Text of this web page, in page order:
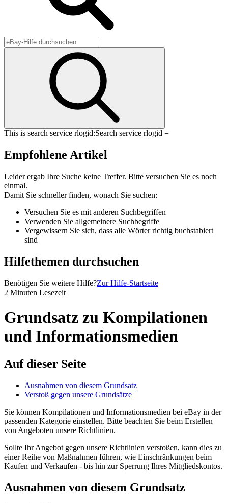
This is search service rlogid:Search service rlogid =
Empfohlene Artikel
Leider ergab Ihre Suche keine Treffer. Bitte versuchen Sie es noch
einmal.
Damit Sie schneller finden, wonach Sie suchen:
Versuchen Sie es mit anderen Suchbegriffen
Verwenden Sie allgemeinere Suchbegriffe
Vergewissern Sie sich, dass alle Wörter richtig buchstabiert
sind
Hilfethemen durchsuchen
Benötigen Sie weitere Hilfe?Zur Hilfe-Startseite
2 Minuten Lesezeit
Grundsatz zu Kompilationen
und Informationsmedien
Auf dieser Seite
Ausnahmen von diesem Grundsatz
Verstoß gegen unsere Grundsätze
Sie können Kompilationen und Informationsmedien bei eBay in der
passenden Kategorie einstellen. Bitte beachten Sie beim Erstellen
von Angeboten unsere Richtlinien.
Sollte Ihr Angebot gegen unsere Richtlinien verstoßen, kann dies zu
einer Reihe von Maßnahmen führen, wie Einschränkungen beim
Kaufen und Verkaufen - bis hin zur Sperrung Ihres Mitgliedskontos.
Ausnahmen von diesem Grundsatz